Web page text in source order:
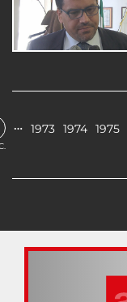
… 1973 1974 1975